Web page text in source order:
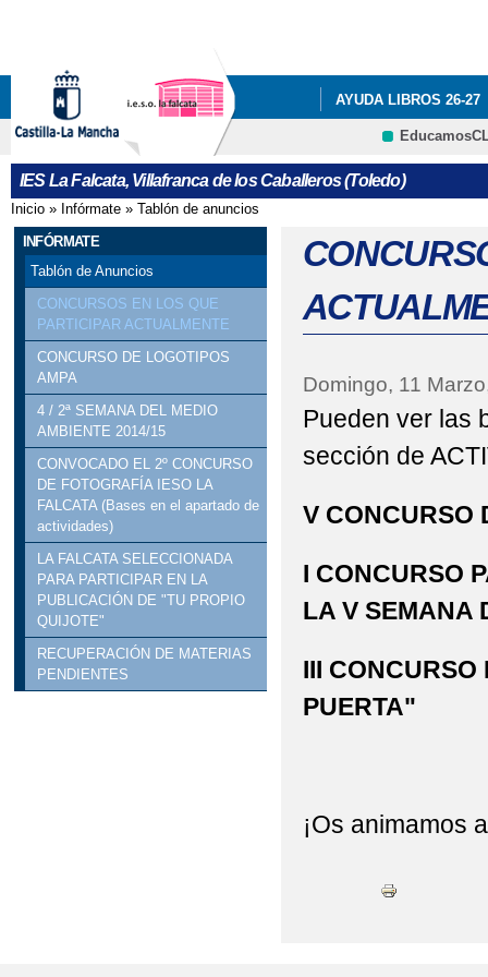
AYUDA LIBROS 26-27
NUESTRO CENTRO
PROGRAMA
EDUCACIÓN QUÉ
CRFP
IES La Falcata, Villafranca de los Caballeros (Toledo)
Se encuentra usted aquí
Inicio » Infórmate » Tablón de anuncios
INFÓRMATE
Tablón de Anuncios
CONCURSOS EN LOS QUE
PARTICIPAR ACTUALMENTE
CONCURSO DE LOGOTIPOS
AMPA
4 / 2ª SEMANA DEL MEDIO
AMBIENTE 2014/15
CONVOCADO EL 2º CONCURSO
DE FOTOGRAFÍA IESO LA
FALCATA (Bases en el apartado de
actividades)
LA FALCATA SELECCIONADA
PARA PARTICIPAR EN LA
PUBLICACIÓN DE "TU PROPIO
QUIJOTE"
RECUPERACIÓN DE MATERIAS
PENDIENTES
Domingo, 11
Pueden ver las
sección de
V CONCURSO
I CONCURSO
LA V SEMANA
III
PUERTA"
¡Os animamos